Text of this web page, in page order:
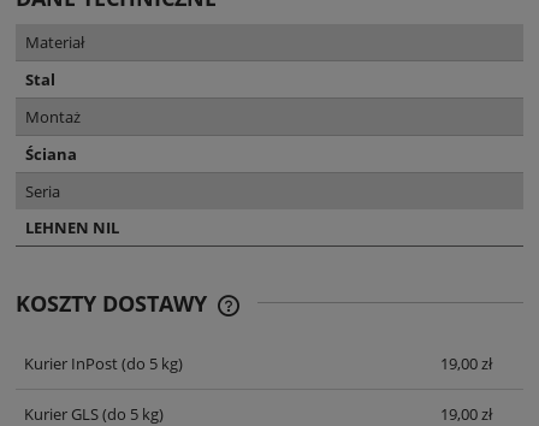
Materiał
Stal
Montaż
Ściana
Seria
LEHNEN NIL
KOSZTY DOSTAWY
Kurier InPost(do 5 kg) 19,00 zł
Kurier GLS(do 5 kg) 19,00 zł